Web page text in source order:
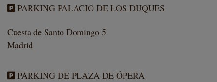
PARKING PALACIO DE LOS DUQUES
Cuesta de Santo Domingo 5
Madrid
PARKING DE PLAZA DE ÓPERA